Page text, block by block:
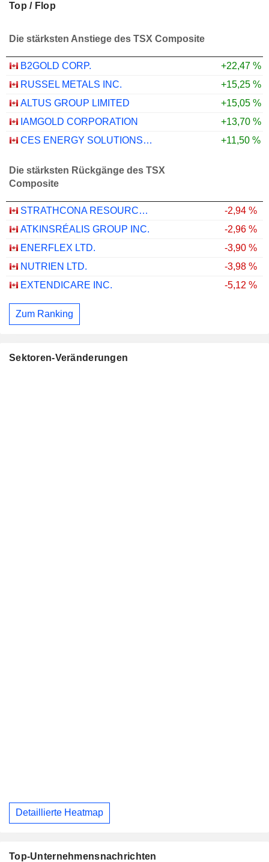
Top / Flop
Die stärksten Anstiege des TSX Composite
B2GOLD CORP.
+22,47 %
RUSSEL METALS INC.
+15,25 %
ALTUS GROUP LIMITED
+15,05 %
IAMGOLD CORPORATION
+13,70 %
CES ENERGY SOLUTIONS CORP.
+11,50 %
Die stärksten Rückgänge des TSX
Composite
STRATHCONA RESOURCES LTD.
-2,94 %
ATKINSRÉALIS GROUP INC.
-2,96 %
ENERFLEX LTD.
-3,90 %
NUTRIEN LTD.
-3,98 %
EXTENDICARE INC.
-5,12 %
Zum Ranking
Sektoren-Veränderungen
Detaillierte Heatmap
Top-Unternehmensnachrichten